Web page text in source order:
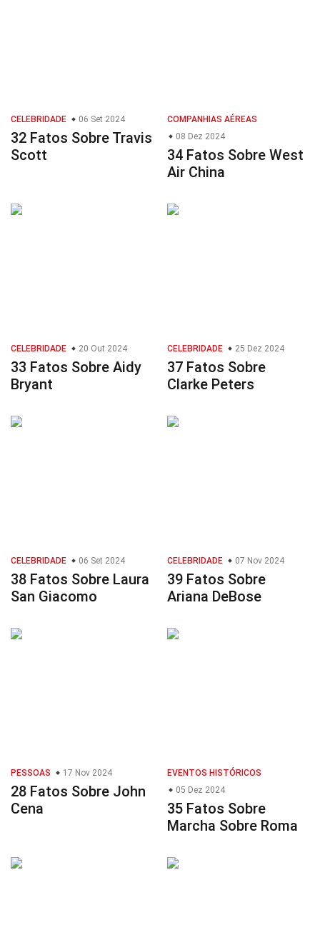
CELEBRIDADE 06 Set 2024
32 Fatos Sobre Travis
Scott
COMPANHIAS AÉREAS
08 Dez 2024
34 Fatos Sobre West
Air China
CELEBRIDADE 20 Out 2024
33 Fatos Sobre Aidy
Bryant
CELEBRIDADE 25 Dez 2024
37 Fatos Sobre
Clarke Peters
CELEBRIDADE 06 Set 2024
38 Fatos Sobre Laura
San Giacomo
CELEBRIDADE 07 Nov 2024
39 Fatos Sobre
Ariana DeBose
PESSOAS 17 Nov 2024
28 Fatos Sobre John
Cena
EVENTOS HISTÓRICOS
05 Dez 2024
35 Fatos Sobre
Marcha Sobre Roma